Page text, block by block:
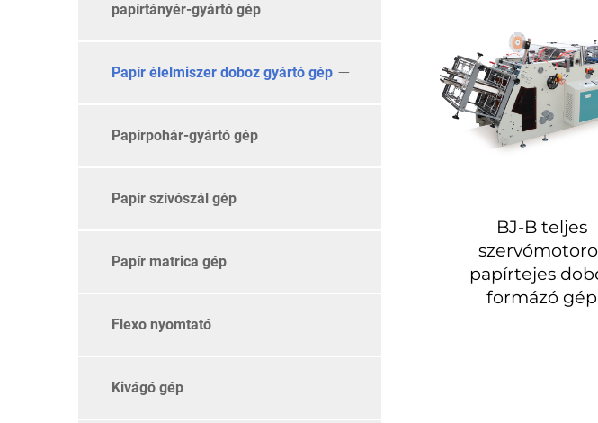
papírtányér-gyártó gép
Papír élelmiszer doboz gyártó gép
Papírpohár-gyártó gép
Papír szívószál gép
Papír matrica gép
Flexo nyomtató
Kivágó gép
BJ-B teljes
papírtejes
formázó gép